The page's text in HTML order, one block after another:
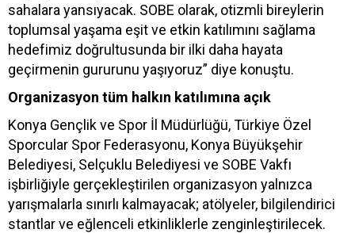
sahalara yansıyacak. SOBE olarak, otizmli bireylerin
toplumsal yaşama eşit ve etkin katılımını sağlama
hedefimiz doğrultusunda bir ilki daha hayata
geçirmenin gururunu yaşıyoruz” diye konuştu.
Organizasyon tüm halkın katılımına açık
Konya Gençlik ve Spor İl Müdürlüğü, Türkiye Özel
Sporcular Spor Federasyonu, Konya Büyükşehir
Belediyesi, Selçuklu Belediyesi ve SOBE Vakfı
işbirliğiyle gerçekleştirilen organizasyon yalnızca
yarışmalarla sınırlı kalmayacak; atölyeler, bilgilendirici
stantlar ve eğlenceli etkinliklerle zenginleştirilecek.